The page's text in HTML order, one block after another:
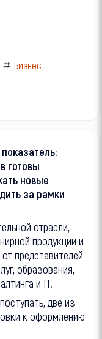
Бизнес
готовы
новые
за рамки
отрасли,
продукции и
представителей
образования,
и IT.
две из
к оформлению